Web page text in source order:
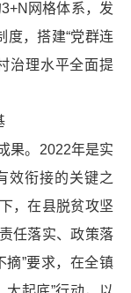
网格体系，发
度，搭建“党群连
治理水平全面提
。 2022年是实
效衔接的关键之
，在县脱贫攻坚
任落实、政策落
摘”要求，在全镇